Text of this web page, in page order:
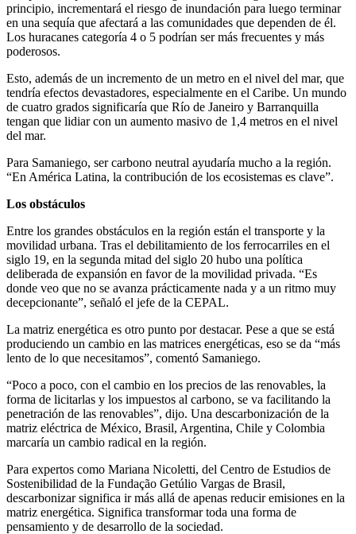
principio, incrementará el riesgo de inundación para luego terminar
en una sequía que afectará a las comunidades que dependen de él.
Los huracanes categoría 4 o 5 podrían ser más frecuentes y más
poderosos.
Esto, además de un incremento de un metro en el nivel del mar, que
tendría efectos devastadores, especialmente en el Caribe. Un mundo
de cuatro grados significaría que Río de Janeiro y Barranquilla
tengan que lidiar con un aumento masivo de 1,4 metros en el nivel
del mar.
Para Samaniego, ser carbono neutral ayudaría mucho a la región.
“En América Latina, la contribución de los ecosistemas es clave”.
Los obstáculos
Entre los grandes obstáculos en la región están el transporte y la
movilidad urbana. Tras el debilitamiento de los ferrocarriles en el
siglo 19, en la segunda mitad del siglo 20 hubo una política
deliberada de expansión en favor de la movilidad privada. “Es
donde veo que no se avanza prácticamente nada y a un ritmo muy
decepcionante”, señaló el jefe de la CEPAL.
La matriz energética es otro punto por destacar. Pese a que se está
produciendo un cambio en las matrices energéticas, eso se da “más
lento de lo que necesitamos”, comentó Samaniego.
“Poco a poco, con el cambio en los precios de las renovables, la
forma de licitarlas y los impuestos al carbono, se va facilitando la
penetración de las renovables”, dijo. Una descarbonización de la
matriz eléctrica de México, Brasil, Argentina, Chile y Colombia
marcaría un cambio radical en la región.
Para expertos como Mariana Nicoletti, del Centro de Estudios de
Sostenibilidad de la Fundação Getúlio Vargas de Brasil,
descarbonizar significa ir más allá de apenas reducir emisiones en la
matriz energética. Significa transformar toda una forma de
pensamiento y de desarrollo de la sociedad.